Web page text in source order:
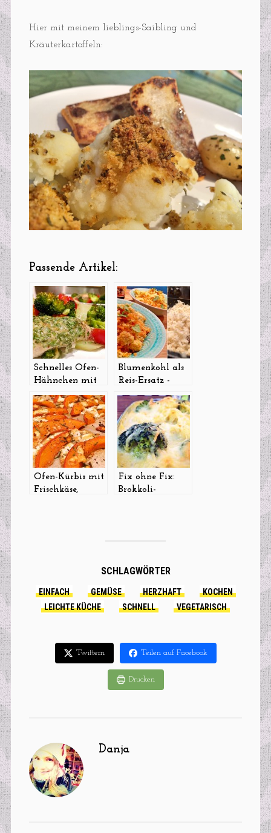
Hier mit meinem lieblings-Saibling und
Kräuterkartoffeln:
Passende Artikel:
Schnelles Ofen-
Hähnchen mit
Käse-Kräuter-
Kruste und
Zitrone
Blumenkohl als
Reis-Ersatz -
schmeckt das?
Ich habs für
euch
ausprobiert…und
ein passendes
Bratreis-Rezept
gibt’s auch dazu!
Ofen-Kürbis mit
Frischkäse,
Fix ohne Fix:
Brokkoli-
SCHLAGWÖRTER
EINFACH GEMÜSE HERZHAFT
KOCHEN
LEICHTE KÜCHE
SCHNELL VEGETARISCH
Twittern Teilen auf Facebook
Drucken
Danja